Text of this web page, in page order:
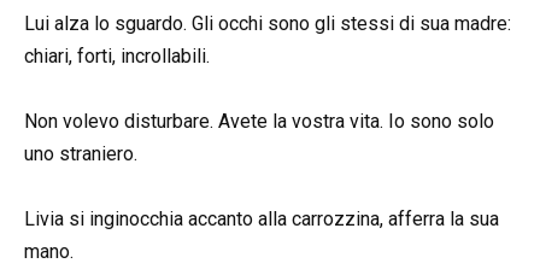
Lui alza lo sguardo. Gli occhi sono gli stessi di sua madre:
chiari, forti, incrollabili.
Non volevo disturbare. Avete la vostra vita. Io sono solo
uno straniero.
Livia si inginocchia accanto alla carrozzina, afferra la sua
mano.